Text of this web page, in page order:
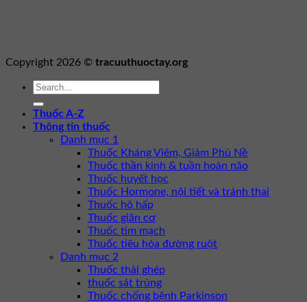
Copyright 2026 © tracuuthuoctay.org
Thuốc A-Z
Thông tin thuốc
Danh mục 1
Thuốc Kháng Viêm, Giảm Phù Nề
Thuốc thần kinh & tuần hoàn não
Thuốc huyết học
Thuốc Hormone, nội tiết và tránh thai
Thuốc hô hấp
Thuốc giãn cơ
Thuốc tim mạch
Thuốc tiêu hóa đường ruột
Danh mục 2
Thuốc thải ghép
thuốc sát trùng
Thuốc chống bệnh Parkinson